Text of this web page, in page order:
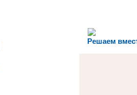
Решаем